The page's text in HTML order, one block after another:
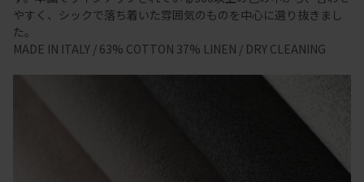
やすく、シックで落ち着いた雰囲気のものを中心に選り抜きまし
た。
MADE IN ITALY / 63% COTTON 37% LINEN / DRY CLEANING